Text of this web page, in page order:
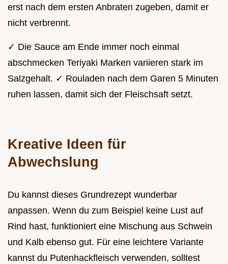
erst nach dem ersten Anbraten zugeben, damit er
nicht verbrennt.
✓ Die Sauce am Ende immer noch einmal
abschmecken Teriyaki Marken variieren stark im
Salzgehalt. ✓ Rouladen nach dem Garen 5 Minuten
ruhen lassen, damit sich der Fleischsaft setzt.
Kreative Ideen für
Abwechslung
Du kannst dieses Grundrezept wunderbar
anpassen. Wenn du zum Beispiel keine Lust auf
Rind hast, funktioniert eine Mischung aus Schwein
und Kalb ebenso gut. Für eine leichtere Variante
kannst du Putenhackfleisch verwenden, solltest